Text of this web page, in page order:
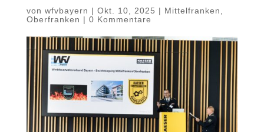
von wfvbayern | Okt. 10, 2025 | Mittelfranken
Oberfranken | 0 Kommentare